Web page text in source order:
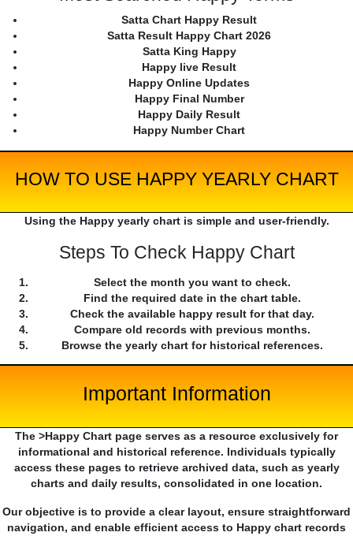
Satta Chart Happy Result
Satta Result Happy Chart 2026
Satta King Happy
Happy live Result
Happy Online Updates
Happy Final Number
Happy Daily Result
Happy Number Chart
HOW TO USE HAPPY YEARLY CHART
Using the Happy yearly chart is simple and user-friendly.
Steps To Check Happy Chart
Select the month you want to check.
Find the required date in the chart table.
Check the available happy result for that day.
Compare old records with previous months.
Browse the yearly chart for historical references.
Important Information
The >Happy Chart page serves as a resource exclusively for
informational and historical reference. Individuals typically
access these pages to retrieve archived data, such as yearly
charts and daily results, consolidated in one location.
Our objective is to provide a clear layout, ensure straightforward
navigation, and enable efficient access to Happy chart records